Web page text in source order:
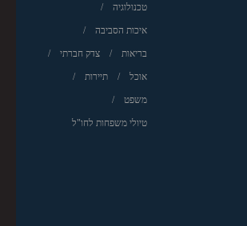
טכנולוגיה
איכות הסביבה
בריאות צדק חברתי
אוכל תיירות
משפט
טיולי משפחות לחו"ל